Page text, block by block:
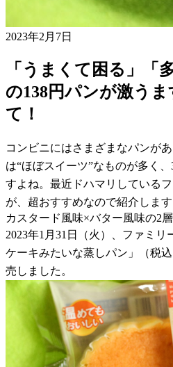
2023年2月7日
「うまくて困る」「
の138円パンが激う
て！
コンビニにはさまざまなパンが
は“ほぼスイーツ”なものが多く
すよね。最近ドハマリしている
が、超おすすめなので紹介します
カスタード風味×バター風味の2
2023年1月31日（火）、ファミ
ケーキみたいな蒸しパン」（税
売しました。